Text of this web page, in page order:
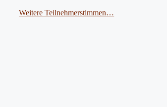
Weitere Teilnehmerstimmen…